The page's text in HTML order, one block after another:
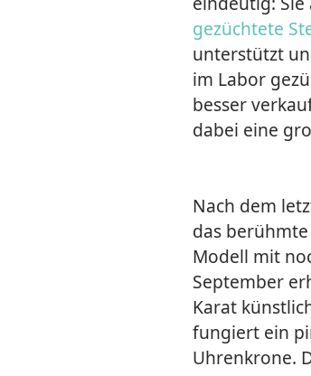
gezüchtete
unterstützt
im Labor
besser
dabei eine
Nach dem
das
Modell mit
September
Karat
fungiert ein
Uhrenkrone.